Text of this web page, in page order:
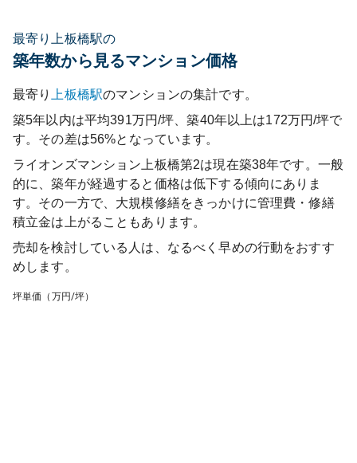
最寄り上板橋駅の
築年数から見るマンション価格
最寄り 上板橋駅のマンションの集計です。
築5年以内は平均391万円/坪、築40年以上は172万円/坪で
す。その差は56%となっています。
ライオンズマンション上板橋第2は現在築38年です。一般
的に、築年が経過すると価格は低下する傾向にありま
す。その一方で、大規模修繕をきっかけに管理費・修繕
積立金は上がることもあります。
売却を検討している人は、なるべく早めの行動をおすす
めします。
坪単価（万円/坪）